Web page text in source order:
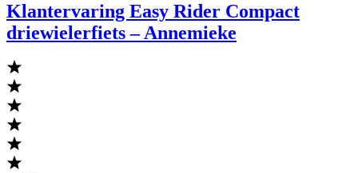
Klantervaring Easy Rider Compact
driewielerfiets – Annemieke